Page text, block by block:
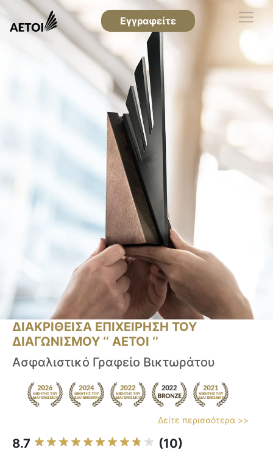
Εγγραφείτε
ΔΙΑΚΡΙΘΕΙΣΑ ΕΠΙΧΕΙΡΗΣΗ ΤΟΥ
ΔΙΑΓΩΝΙΣΜΟΥ ‘’ ΑΕΤΟΙ ‘’
Ασφαλιστικό Γραφείο Βικτωράτου
Δείτε περισσότερα >>
8.7 (10)